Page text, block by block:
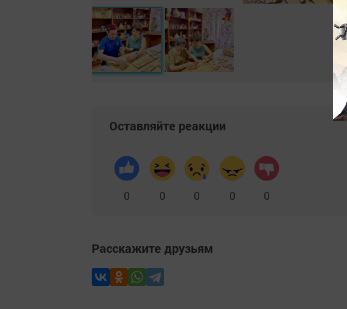
Оставляйте реакции
0 0 0 0 0
Расскажите друзьям